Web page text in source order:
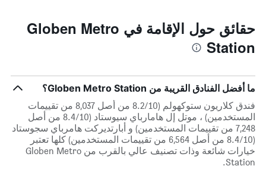
حقائق حول الإقامة في Globen Metro
Station
ما أفضل الفنادق القريبة من Globen Metro Station؟
فندق كلاريون ستوكهولم (8.2/10 من أصل 8,037 من تقييمات
المستخدمين) ، موتل إل هامارباي سيوستاد (8.4/10 من أصل
7,248 من تقييمات المستخدمين) و أبارتديركت هامرباي سجوستاد
(8.4/10 من أصل 6,564 من تقييمات المستخدمين) كلها تعتبر
خيارات شائعة وذات تصنيف عالي بالقرب من Globen Metro
Station.